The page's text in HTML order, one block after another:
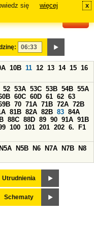
się
więcej x
10B 11 12 13 14 15 16
52 53A 53C 53B 54B 55A
60C 60D 61 62 63
70 71A 71B 72A 72B
81B 82A 82B 83 84A
88C 88D 89 90 91A 91B
100 101 201 202 6.
F1
N5A N5B N6 N7A N7B
N8
Utrudnienia
Schematy